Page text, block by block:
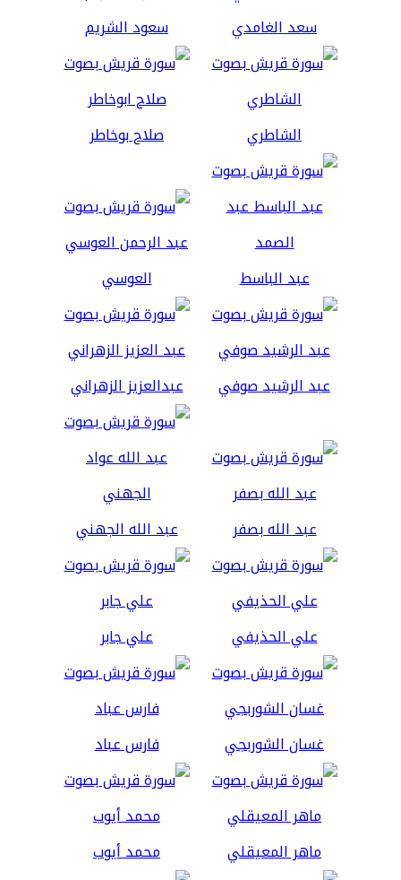
سعد الغامدي سعود الشريم
الشاطري صلاح بوخاطر
عبد الباسط العوسي
عبد الرشيد صوفي عبدالعزيز الزهراني
عبد الله بصفر عبد الله الجهني
علي الحذيفي علي جابر
غسان الشوربجي فارس عباد
ماهر المعيقلي محمد أيوب